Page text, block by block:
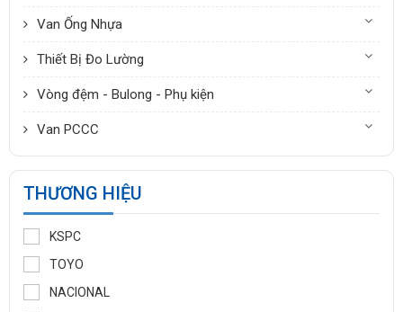
Van Ống Nhựa
Thiết Bị Đo Lường
Vòng đệm - Bulong - Phụ kiện
Van PCCC
THƯƠNG HIỆU
KSPC
TOYO
NACIONAL